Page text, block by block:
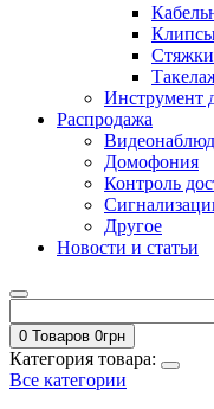
Стяжки
Инструмент
Распродажа
Домофония
Контроль
Другое
Новости и статьи
0 Товаров 0грн
Категория товара:
Все категории